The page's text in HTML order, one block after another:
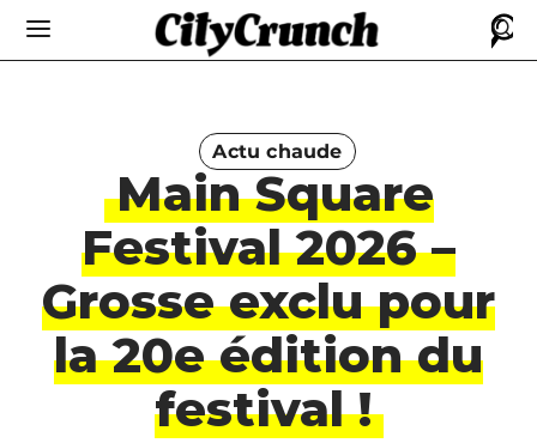
Actu chaude
Main Square
Festival 2026 –
Grosse exclu pour
la 20e édition du
festival !